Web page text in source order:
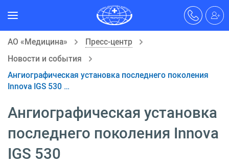
АО «Медицина»
Пресс-центр
Новости и события
Ангиографическая установка последнего поколения
Innova IGS 530 …
Ангиографическая установка
последнего поколения Innova
IGS 530